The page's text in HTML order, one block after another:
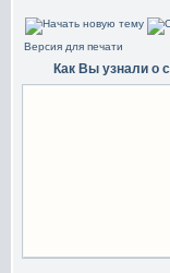
Версия для печати
Как Вы узнали о